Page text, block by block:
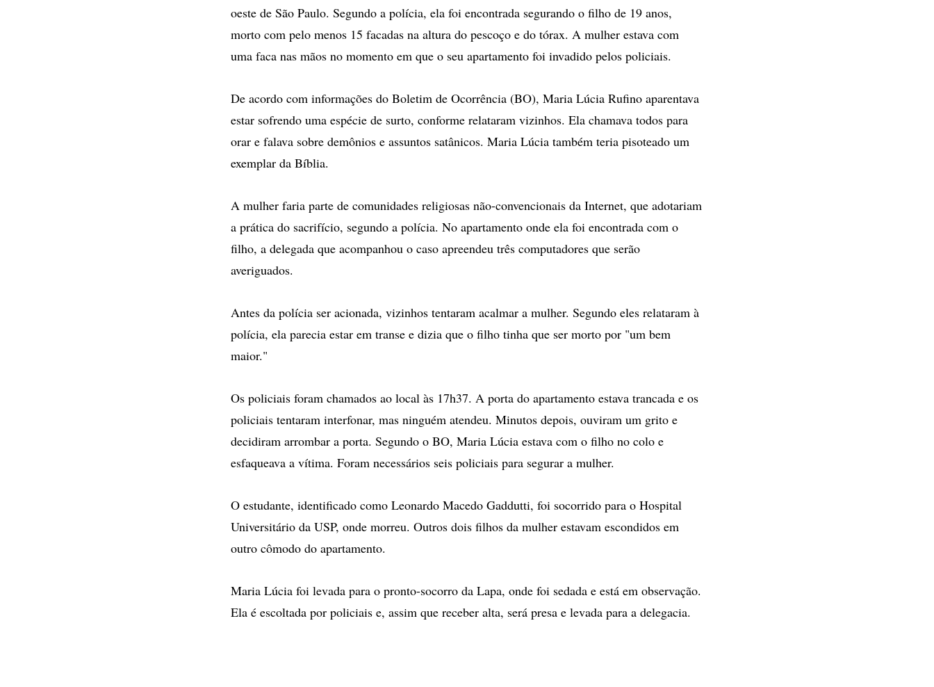
oeste de São Paulo. Segundo a polícia, ela foi encontrada segurando o filho de 19 anos,
morto com pelo menos 15 facadas na altura do pescoço e do tórax. A mulher estava com
uma faca nas mãos no momento em que o seu apartamento foi invadido pelos policiais.
De acordo com informações do Boletim de Ocorrência (BO), Maria Lúcia Rufino aparentava
estar sofrendo uma espécie de surto, conforme relataram vizinhos. Ela chamava todos para
orar e falava sobre demônios e assuntos satânicos. Maria Lúcia também teria pisoteado um
exemplar da Bíblia.
A mulher faria parte de comunidades religiosas não-convencionais da Internet, que adotariam
a prática do sacrifício, segundo a polícia. No apartamento onde ela foi encontrada com o
filho, a delegada que acompanhou o caso apreendeu três computadores que serão
averiguados.
Antes da polícia ser acionada, vizinhos tentaram acalmar a mulher. Segundo eles relataram à
polícia, ela parecia estar em transe e dizia que o filho tinha que ser morto por "um bem
maior."
Os policiais foram chamados ao local às 17h37. A porta do apartamento estava trancada e os
policiais tentaram interfonar, mas ninguém atendeu. Minutos depois, ouviram um grito e
decidiram arrombar a porta. Segundo o BO, Maria Lúcia estava com o filho no colo e
esfaqueava a vítima. Foram necessários seis policiais para segurar a mulher.
O estudante, identificado como Leonardo Macedo Gaddutti, foi socorrido para o Hospital
Universitário da USP, onde morreu. Outros dois filhos da mulher estavam escondidos em
outro cômodo do apartamento.
Maria Lúcia foi levada para o pronto-socorro da Lapa, onde foi sedada e está em observação.
Ela é escoltada por policiais e, assim que receber alta, será presa e levada para a delegacia.